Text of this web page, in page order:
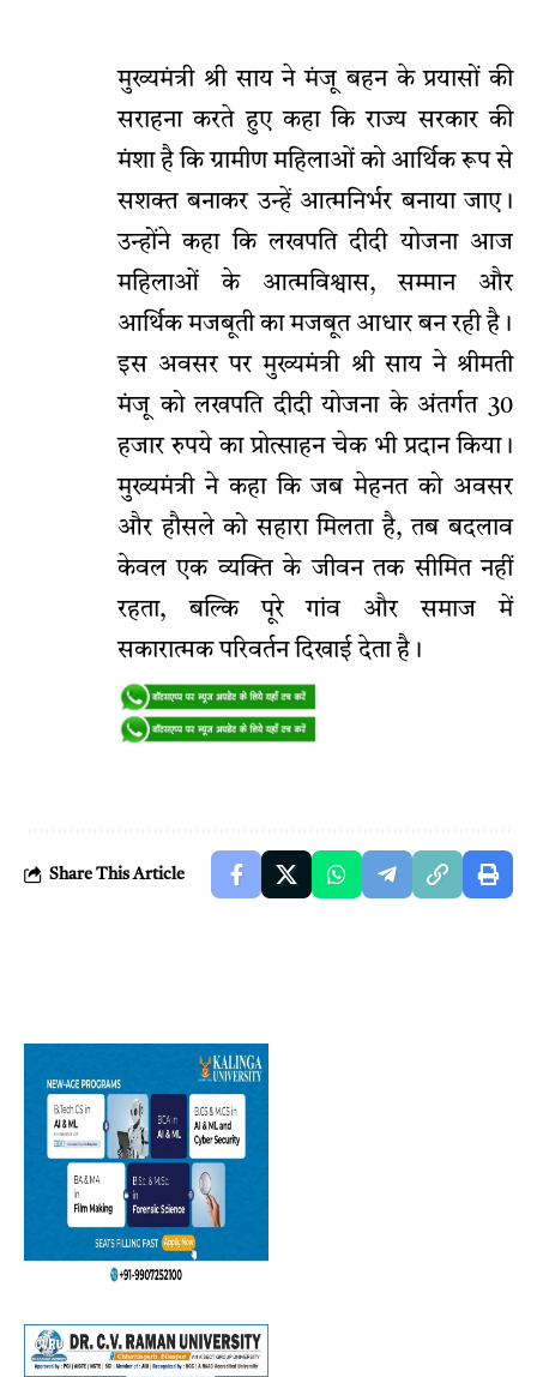
मुख्यमंत्री श्री साय ने मंजू बहन के प्रयासों की
सराहना करते हुए कहा कि राज्य सरकार की
मंशा है कि ग्रामीण महिलाओं को आर्थिक रूप से
सशक्त बनाकर उन्हें आत्मनिर्भर बनाया जाए।
उन्होंने कहा कि लखपति दीदी योजना आज
महिलाओं के आत्मविश्वास, सम्मान और
आर्थिक मजबूती का मजबूत आधार बन रही है।
इस अवसर पर मुख्यमंत्री श्री साय ने श्रीमती
मंजू को लखपति दीदी योजना के अंतर्गत 30
हजार रुपये का प्रोत्साहन चेक भी प्रदान किया।
मुख्यमंत्री ने कहा कि जब मेहनत को अवसर
और हौसले को सहारा मिलता है, तब बदलाव
केवल एक व्यक्ति के जीवन तक सीमित नहीं
रहता, बल्कि पूरे गांव और समाज में
सकारात्मक परिवर्तन दिखाई देता है।
Share This Article